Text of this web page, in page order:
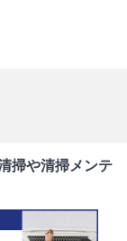
掃や清掃メンテ